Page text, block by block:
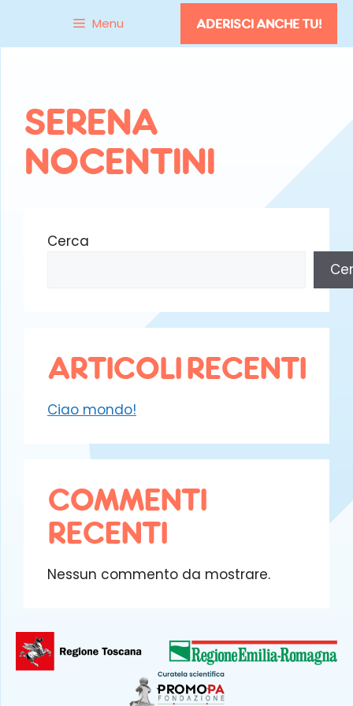
contenuto
Menu ADERISCI ANCHE TU!
SERENA
NOCENTINI
Cerca
ARTICOLI RECENTI
Ciao mondo!
COMMENTI
RECENTI
Nessun commento da mostrare.